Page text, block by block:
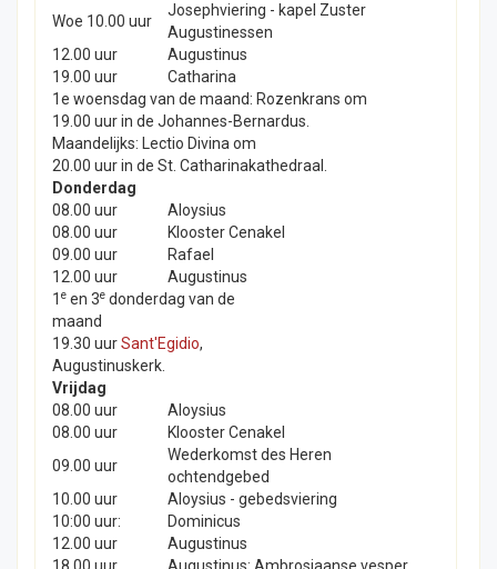
Woe 10.00 uur
Josephviering - kapel Zuster
Augustinessen
12.00 uur
Augustinus
19.00 uur
Catharina
1e woensdag van de maand: Rozenkrans om
19.00 uur in de Johannes-Bernardus.
Maandelijks: Lectio Divina om
20.00 uur in de St. Catharinakathedraal.
Donderdag
08.00 uur
Aloysius
08.00 uur
Klooster Cenakel
09.00 uur
Rafael
12.00 uur
Augustinus
1 e en 3e donderdag van de
maand
19.30 uurSant'Egidio,
Augustinuskerk.
Vrijdag
08.00 uur
Aloysius
08.00 uur
Klooster Cenakel
09.00 uur
Wederkomst des Heren
ochtendgebed
10.00 uur
Aloysius - gebedsviering
10:00 uur:
Dominicus
12.00 uur
Augustinus